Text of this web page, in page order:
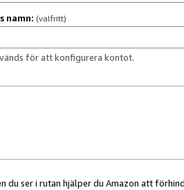
namn: (valfritt)
för att konfigurera kontot.
du ser i rutan hjälper du Amazon att